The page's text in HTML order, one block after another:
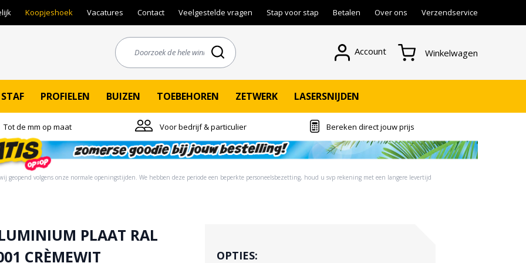
Koopjeshoek Vacatures Contact Veelgestelde vragen Stap voor stap Betalen Over ons Verzendservice
Account Winkelwagen
STAF PROFIELEN BUIZEN TOEBEHOREN ZETWERK LASERSNIJDEN
Tot de mm op maat Voor bedrijf & particulier Bereken direct jouw prijs
volgens onze normale openingstijden. ​​We hebben deze periode een beperkte personeelsbezetting, houd u svp rekening met een langere levertijd
PLAAT RAL
CRÈMEWIT
OPTIES: